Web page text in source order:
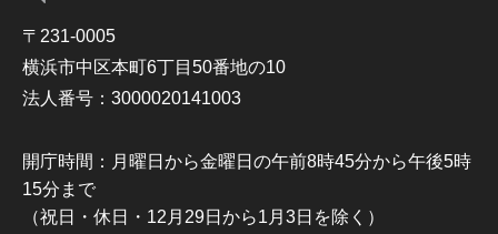
〒231-0005
横浜市中区本町6丁目50番地の10
法人番号：3000020141003
開庁時間：月曜日から金曜日の午前8時45分から午後5時
15分まで
（祝日・休日・12月29日から1月3日を除く）